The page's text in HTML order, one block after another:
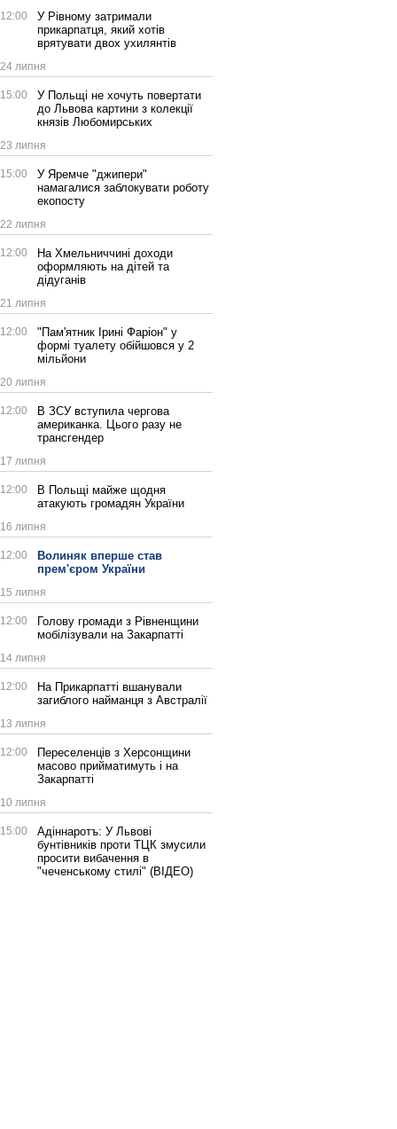
12:00
У Рівному затримали
прикарпатця, який хотів
врятувати двох ухилянтів
24 липня
15:00
У Польщі не хочуть повертати
до Львова картини з колекції
князів Любомирських
23 липня
15:00
У Яремче "джипери"
намагалися заблокувати роботу
екопосту
22 липня
12:00
На Хмельниччині доходи
оформляють на дітей та
дідуганів
21 липня
12:00
"Пам'ятник Ірині Фаріон" у
формі туалету обійшовся у 2
мільйони
20 липня
12:00
В ЗСУ вступила чергова
американка. Цього разу не
трансгендер
17 липня
12:00
В Польщі майже щодня
атакують громадян України
16 липня
12:00
Волиняк вперше став
прем'єром України
15 липня
12:00
Голову громади з Рівненщини
мобілізували на Закарпатті
14 липня
12:00
На Прикарпатті вшанували
загиблого найманця з Австралії
13 липня
12:00
Переселенців з Херсонщини
масово прийматимуть і на
Закарпатті
10 липня
15:00
Адіннаротъ: У Львові
бунтівників проти ТЦК змусили
просити вибачення в
"чеченському стилі" (ВІДЕО)